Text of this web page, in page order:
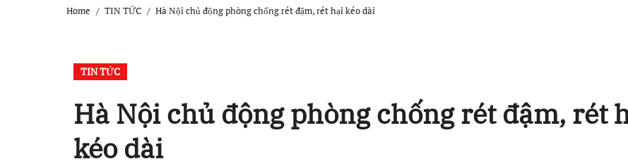
Home TIN TỨC Hà Nội chủ động phòng chống rét đậm, rét hại kéo dài
TIN TỨC
Hà Nội chủ động phòng chống rét đậm, rét
kéo dài